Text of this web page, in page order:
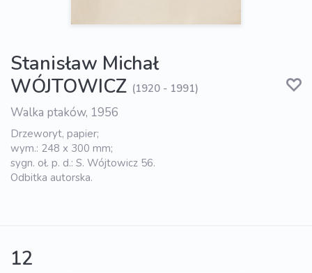
Stanisław Michał
WÓJTOWICZ (1920 - 1991)
Walka ptaków, 1956
Drzeworyt, papier;
wym.: 248 x 300 mm;
sygn. oł. p. d.: S. Wójtowicz 56.
Odbitka autorska.
12